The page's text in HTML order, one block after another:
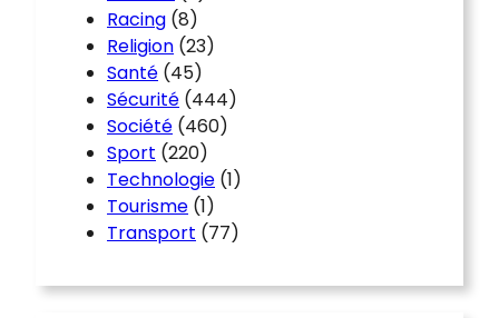
Racing (8)
Religion (23)
Santé (45)
Sécurité (444)
Société (460)
Sport (220)
Technologie (1)
Tourisme (1)
Transport (77)